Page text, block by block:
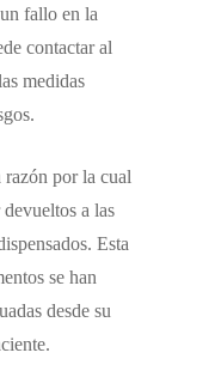
fallo en la
contactar al
medidas
razón por la cual
a las
Esta
se han
desde su